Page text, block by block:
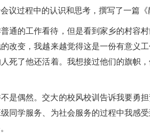
议过程中的认识和思考，撰写了一篇
通的工作看待，但是看到家乡的村容
改变，我越来越觉得这是一份有意义
死了他还活着。我想接过他们的旗帜
是偶然。交大的校风校训告诉我要勇
同学服务、为社会服务的过程中我感